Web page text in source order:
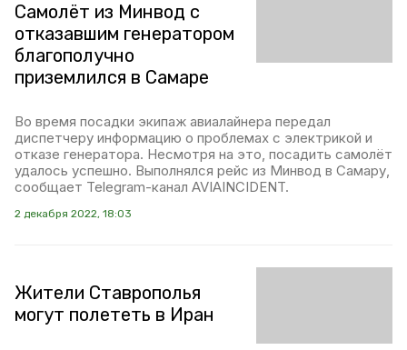
Самолёт из Минвод с
отказавшим генератором
благополучно
приземлился в Самаре
Во время посадки экипаж авиалайнера передал
диспетчеру информацию о проблемах с электрикой и
отказе генератора. Несмотря на это, посадить самолёт
удалось успешно. Выполнялся рейс из Минвод в Самару,
сообщает Telegram-канал AVIAINCIDENT.
2 декабря 2022, 18:03
Жители Ставрополья
могут полететь в Иран